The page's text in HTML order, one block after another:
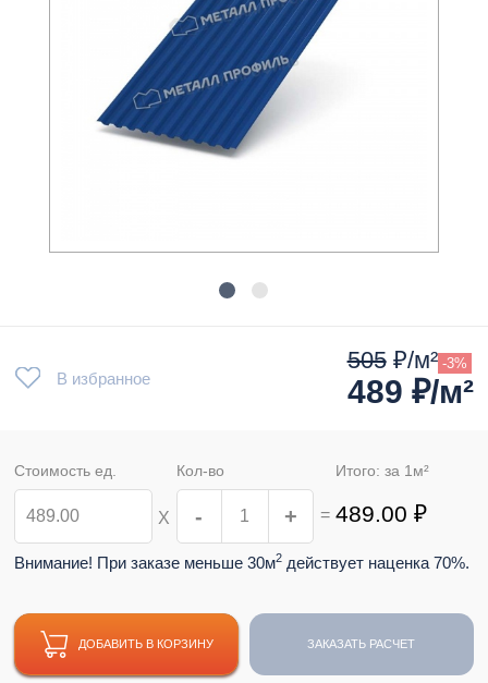
В избранное
505₽/м² -3%
489 ₽/м²
Стоимость ед.
Х
Кол-во
- + =
Итого: за 1 м²
489.00 ₽
Внимание! При заказе меньше 30м2 действует наценка 70%.
ДОБАВИТЬ В КОРЗИНУ ЗАКАЗАТЬ РАСЧЕТ